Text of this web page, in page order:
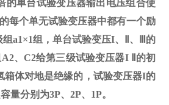
的单台试验变压器输出电压组合使
每个单无试验变压器中都有一个励
a1×1组，单台试验变压I、 、
的
、C2给第三级试验变压器I Ⅱ的初
箱体对地是绝缘的，试验变压器I的
分别为3P、2P、1P。